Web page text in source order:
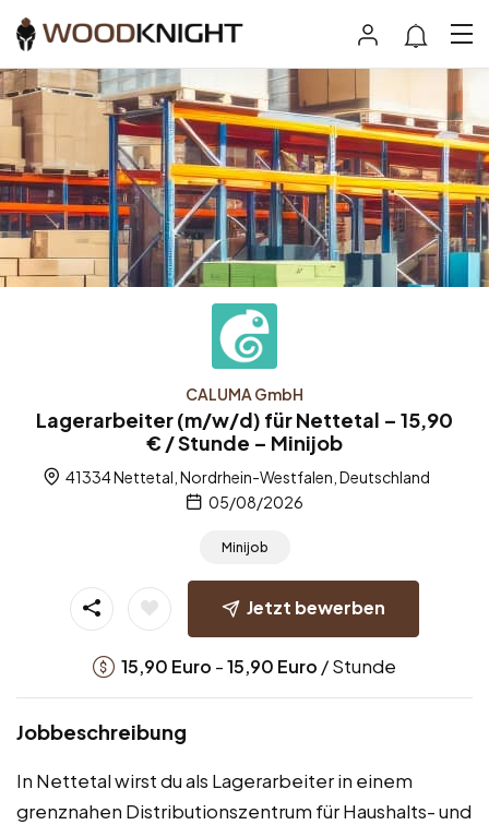
CALUMA GmbH
Lagerarbeiter (m/w/d) für Nettetal – 15,90
€ / Stunde – Minijob
41334 Nettetal, Nordrhein-Westfalen, Deutschland
05/08/2026
Minijob
Jetzt bewerben
15,90 Euro -15,90 Euro / Stunde
Jobbeschreibung
In Nettetal wirst du als Lagerarbeiter in einem
grenznahen Distributionszentrum für Haushalts- und